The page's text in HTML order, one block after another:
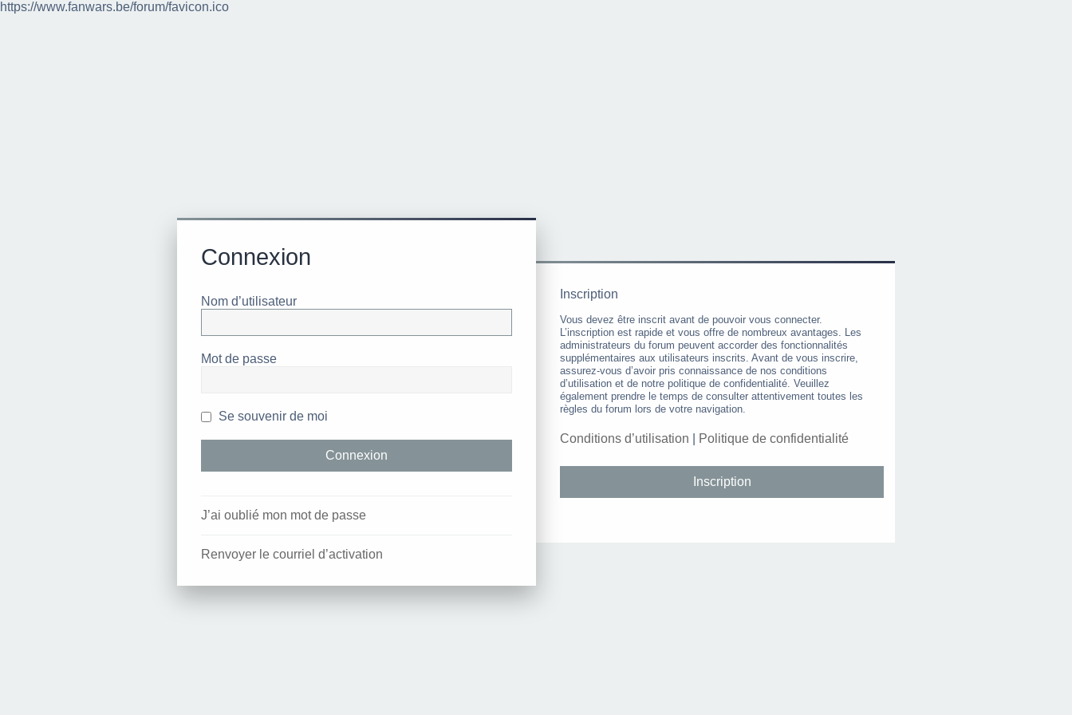
https://www.fanwars.be/forum/favicon.ico
Connexion
Nom d’utilisateur
Mot de passe
Se souvenir de moi
J’ai oublié mon mot de passe
Renvoyer le courriel d’activation
Inscription
Vous devez être inscrit avant de pouvoir vous connecter.
L’inscription est rapide et vous offre de nombreux avantages. Les
administrateurs du forum peuvent accorder des fonctionnalités
supplémentaires aux utilisateurs inscrits. Avant de vous inscrire,
assurez-vous d’avoir pris connaissance de nos conditions
d’utilisation et de notre politique de confidentialité. Veuillez
également prendre le temps de consulter attentivement toutes les
règles du forum lors de votre navigation.
Conditions d’utilisation Politique de confidentialité
Inscription